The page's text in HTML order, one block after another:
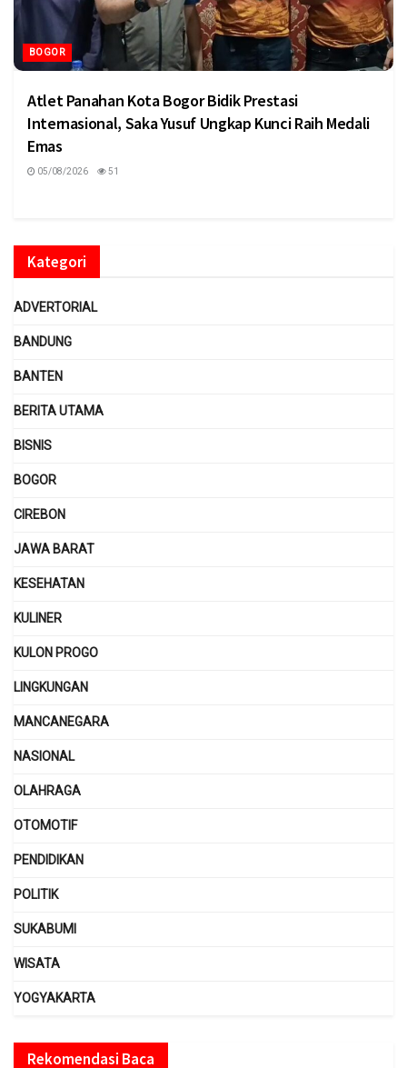
BOGOR
Atlet Panahan Kota Bogor Bidik Prestasi
Internasional, Saka Yusuf Ungkap Kunci Raih Medali
Emas
05/08/2026 51
Kategori
ADVERTORIAL
BANDUNG
BANTEN
BERITA UTAMA
BISNIS
BOGOR
CIREBON
JAWA BARAT
KESEHATAN
KULINER
KULON PROGO
LINGKUNGAN
MANCANEGARA
NASIONAL
OLAHRAGA
OTOMOTIF
PENDIDIKAN
POLITIK
SUKABUMI
WISATA
YOGYAKARTA
Rekomendasi Baca